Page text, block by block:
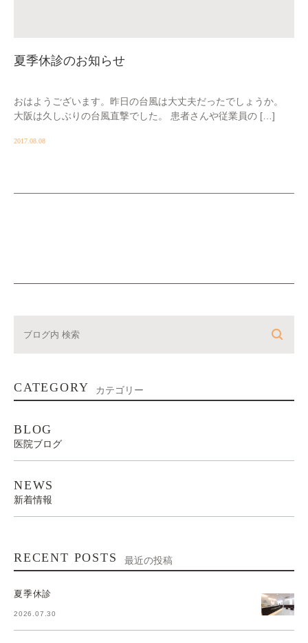
夏季休診のお知らせ
おはようございます。昨日の台風は大丈夫だったでしょうか。
大阪は久しぶりの台風直撃でした。 患者さんや従業員の […]
2017.08.08
CATEGORY カテゴリー
BLOG
医院ブログ
NEWS
新着情報
RECENT POSTS 最近の投稿
夏季休診
2026.07.30